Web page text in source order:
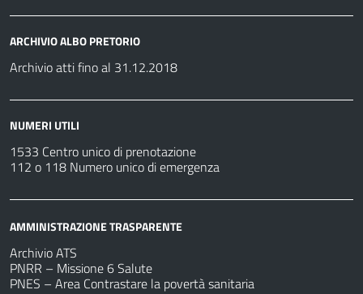
ARCHIVIO ALBO PRETORIO
Archivio atti fino al 31.12.2018
NUMERI UTILI
1533 Centro unico di prenotazione
112 o 118 Numero unico di emergenza
AMMINISTRAZIONE TRASPARENTE
Archivio ATS
PNRR – Missione 6 Salute
PNES – Area Contrastare la povertà sanitaria